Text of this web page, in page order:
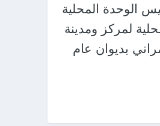
الوحدة المحلية
لمركز ومدينة
بديوان عام